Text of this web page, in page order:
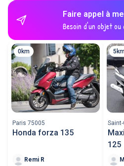
Faire appel à
Besoin d'un objet ou
0km
Paris 75005
Honda forza 135
Remi R
125